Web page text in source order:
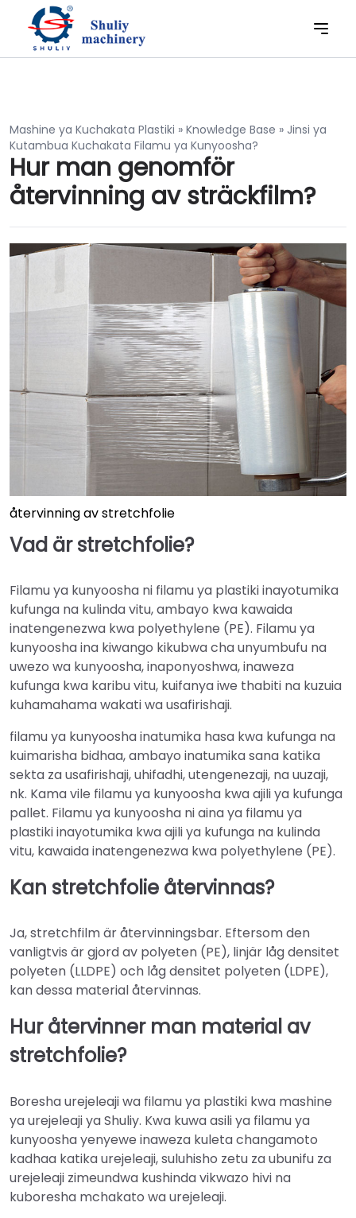
Mashine ya Kuchakata Plastiki » Knowledge Base » Jinsi ya
Kutambua Kuchakata Filamu ya Kunyoosha?
Hur man genomför
återvinning av sträckfilm?
återvinning av stretchfolie
Vad är stretchfolie?
Filamu ya kunyoosha ni filamu ya plastiki inayotumika
kufunga na kulinda vitu, ambayo kwa kawaida
inatengenezwa kwa polyethylene (PE). Filamu ya
kunyoosha ina kiwango kikubwa cha unyumbufu na
uwezo wa kunyoosha, inaponyoshwa, inaweza
kufunga kwa karibu vitu, kuifanya iwe thabiti na kuzuia
kuhamahama wakati wa usafirishaji.
filamu ya kunyoosha inatumika hasa kwa kufunga na
kuimarisha bidhaa, ambayo inatumika sana katika
sekta za usafirishaji, uhifadhi, utengenezaji, na uuzaji,
nk. Kama vile filamu ya kunyoosha kwa ajili ya kufunga
pallet. Filamu ya kunyoosha ni aina ya filamu ya
plastiki inayotumika kwa ajili ya kufunga na kulinda
vitu, kawaida inatengenezwa kwa polyethylene (PE).
Kan stretchfolie återvinnas?
Ja, stretchfilm är återvinningsbar. Eftersom den
vanligtvis är gjord av polyeten (PE), linjär låg densitet
polyeten (LLDPE) och låg densitet polyeten (LDPE),
kan dessa material återvinnas.
Hur återvinner man material av
stretchfolie?
Boresha urejeleaji wa filamu ya plastiki kwa mashine
ya urejeleaji ya Shuliy. Kwa kuwa asili ya filamu ya
kunyoosha yenyewe inaweza kuleta changamoto
kadhaa katika urejeleaji, suluhisho zetu za ubunifu za
urejeleaji zimeundwa kushinda vikwazo hivi na
kuboresha mchakato wa urejeleaji.